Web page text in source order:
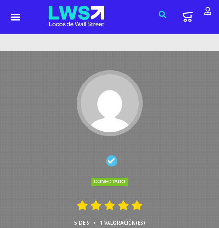
CONECTADO
5 DE 5 • 1 VALORACIÓN(ES)